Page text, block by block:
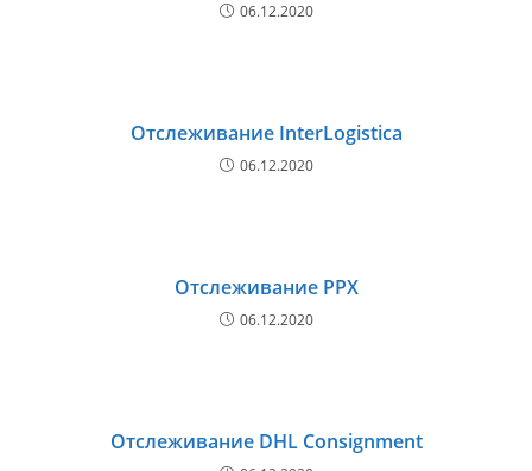
06.12.2020
Отслеживание InterLogistica
06.12.2020
Отслеживание PPX
06.12.2020
Отслеживание DHL Consignment